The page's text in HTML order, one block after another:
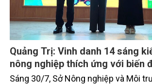
Quảng Trị: Vinh danh 14 sáng
nông nghiệp thích ứng với biến
Sáng 30/7, Sở Nông nghiệp và Môi